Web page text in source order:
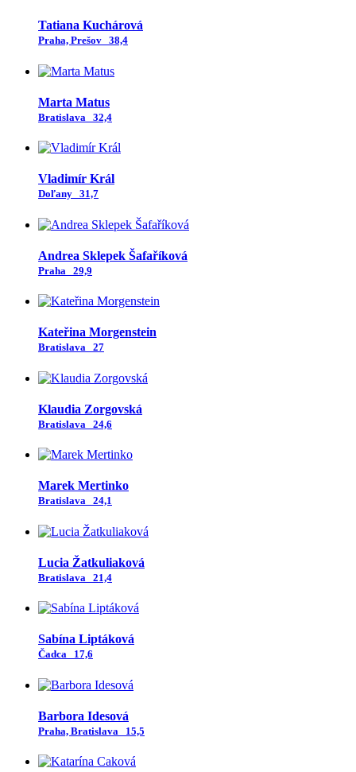
Tatiana Kuchárová
Praha, Prešov 38,4
Marta Matus
Bratislava 32,4
Vladimír Král
Doľany 31,7
Andrea Sklepek Šafaříková
Praha 29,9
Kateřina Morgenstein
Bratislava 27
Klaudia Zorgovská
Bratislava 24,6
Marek Mertinko
Bratislava 24,1
Lucia Žatkuliaková
Bratislava 21,4
Sabína Liptáková
Čadca 17,6
Barbora Idesová
Praha, Bratislava 15,5